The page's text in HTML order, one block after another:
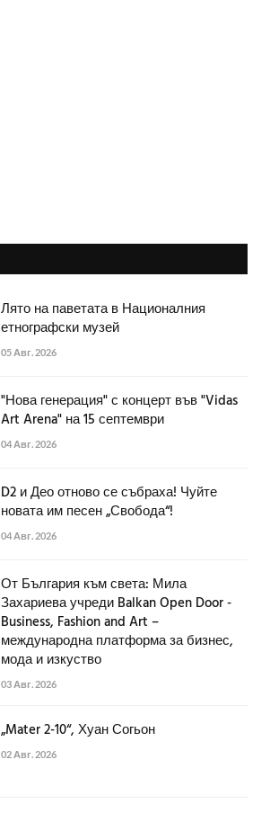
Лято на паветата в Националния
етнографски музей
05 Авг. 2026
"Нова генерация" с концерт във "Vidas
Art Arena" на 15 септември
04 Авг. 2026
D2 и Део отново се събраха! Чуйте
новата им песен „Свобода“!
04 Авг. 2026
От България към света: Мила
Захариева учреди Balkan Open Door -
Business, Fashion and Art –
международна платформа за бизнес,
мода и изкуство
03 Авг. 2026
„Mater 2-10“, Хуан Согьон
02 Авг. 2026